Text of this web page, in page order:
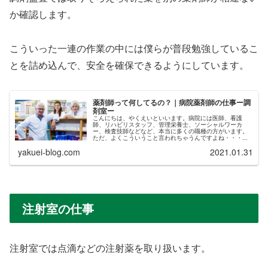
か確認します。
こういった一連の作業の中には僕らが普段勉強しているこ
とを詰め込んで、安全を確保できるようにしています。
薬剤師って何してるの？｜病院薬剤師の仕事ー調
剤室ー
こんにちは、やくえいといいます。病院には医師、看護
師、リハビリスタッフ、管理栄養士、ソーシャルワーカ
ー、検査技師などなど、本当に多くの職種の方がいます。
ただ、よくこういうこと言われちゃうんですよね・・・...
yakuei-blog.com 2021.01.31
注射室の仕事
注射室では点滴などの注射薬を取り扱います。